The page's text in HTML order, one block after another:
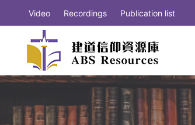
Video Recordings Publication list